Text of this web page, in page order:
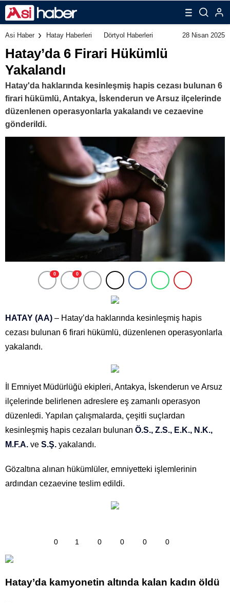
Asi Haber Hatay Haberleri Dörtyol Haberleri 28 Nisan 2025
Hatay’da 6 Firari Hükümlü
Yakalandı
Hatay'da haklarında kesinleşmiş hapis cezası bulunan 6
firari hükümlü, Antakya, İskenderun ve Arsuz ilçelerinde
düzenlenen operasyonlarla yakalandı ve cezaevine
gönderildi.
0 0
HATAY (AA) – Hatay’da haklarında kesinleşmiş hapis
cezası bulunan 6 firari hükümlü, düzenlenen operasyonlarla
yakalandı.
İl Emniyet Müdürlüğü ekipleri, Antakya, İskenderun ve Arsuz
ilçelerinde belirlenen adreslere eş zamanlı operasyon
düzenledi. Yapılan çalışmalarda, çeşitli suçlardan
kesinleşmiş hapis cezaları bulunan Ö.S., Z.S., E.K., N.K.,
M.F.A. ve S.Ş. yakalandı.
Gözaltına alınan hükümlüler, emniyetteki işlemlerinin
ardından cezaevine teslim edildi.
0 1 0 0 0 0
Hatay’da kamyonetin altında kalan kadın öldü